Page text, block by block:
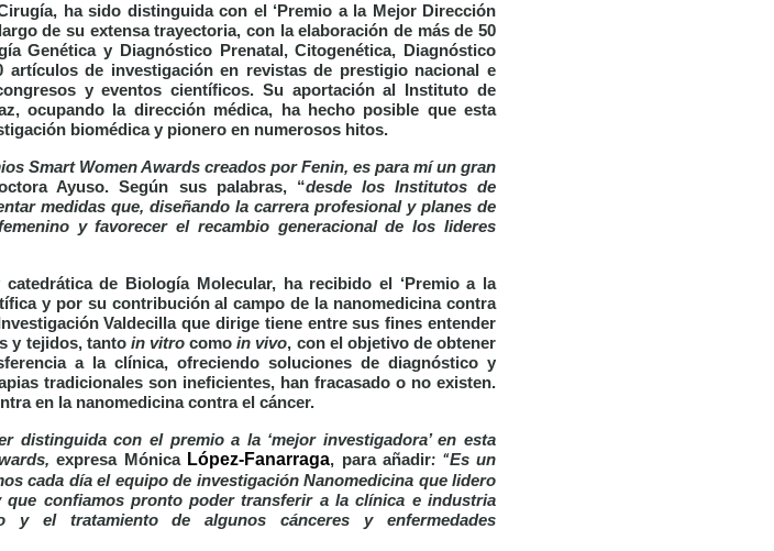
ha sido distinguida con el ‘Premio a la Mejor Dirección
de su extensa trayectoria, con la elaboración de más de 50
Genética y Diagnóstico Prenatal, Citogenética, Diagnóstico
de investigación en revistas de prestigio nacional e
y eventos científicos. Su aportación al Instituto de
ocupando la dirección médica, ha hecho posible que esta
biomédica y pionero en numerosos hitos.
Smart Women Awards creados por Fenin, es para mí un gran
Ayuso. Según sus palabras, “desde los Institutos de
medidas que, diseñando la carrera profesional y planes de
y favorecer el recambio generacional de los lideres
de Biología Molecular, ha recibido el ‘Premio a la
y por su contribución al campo de la nanomedicina contra
Valdecilla que dirige tiene entre sus fines entender
y tejidos, tanto in vitrocomoin vivo, con el objetivo de obtener
a la clínica, ofreciendo soluciones de diagnóstico y
tradicionales son ineficientes, han fracasado o no existen.
en la nanomedicina contra el cáncer.
con el premio a la ‘mejor investigadora’ en esta
expresa Mónica López-Fanarraga, para añadir: “Es un
cada día el equipo de investigación Nanomedicina que lidero
confiamos pronto poder transferir a la clínica e industria
y el tratamiento de algunos cánceres y enfermedades